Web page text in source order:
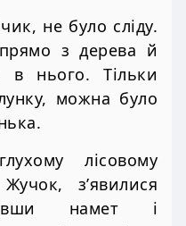
не було сліду.
з дерева й
в нього. Тільки
можна було
лісовому
з’явилися
намет і